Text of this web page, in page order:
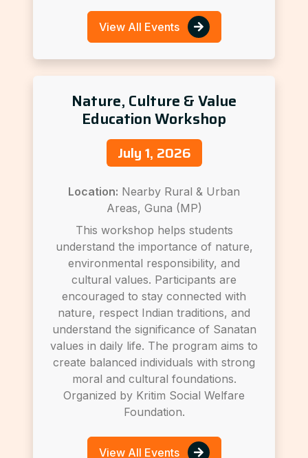
View All Events
Nature, Culture & Value
Education Workshop
July 1, 2026
Location: Nearby Rural & Urban
Areas, Guna (MP)
This workshop helps students
understand the importance of nature,
environmental responsibility, and
cultural values. Participants are
encouraged to stay connected with
nature, respect Indian traditions, and
understand the significance of Sanatan
values in daily life. The program aims to
create balanced individuals with strong
moral and cultural foundations.
Organized by Kritim Social Welfare
Foundation.
View All Events